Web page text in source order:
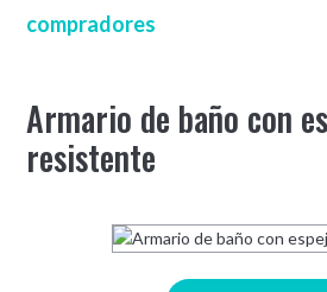
compradores
Armario de baño con
resistente